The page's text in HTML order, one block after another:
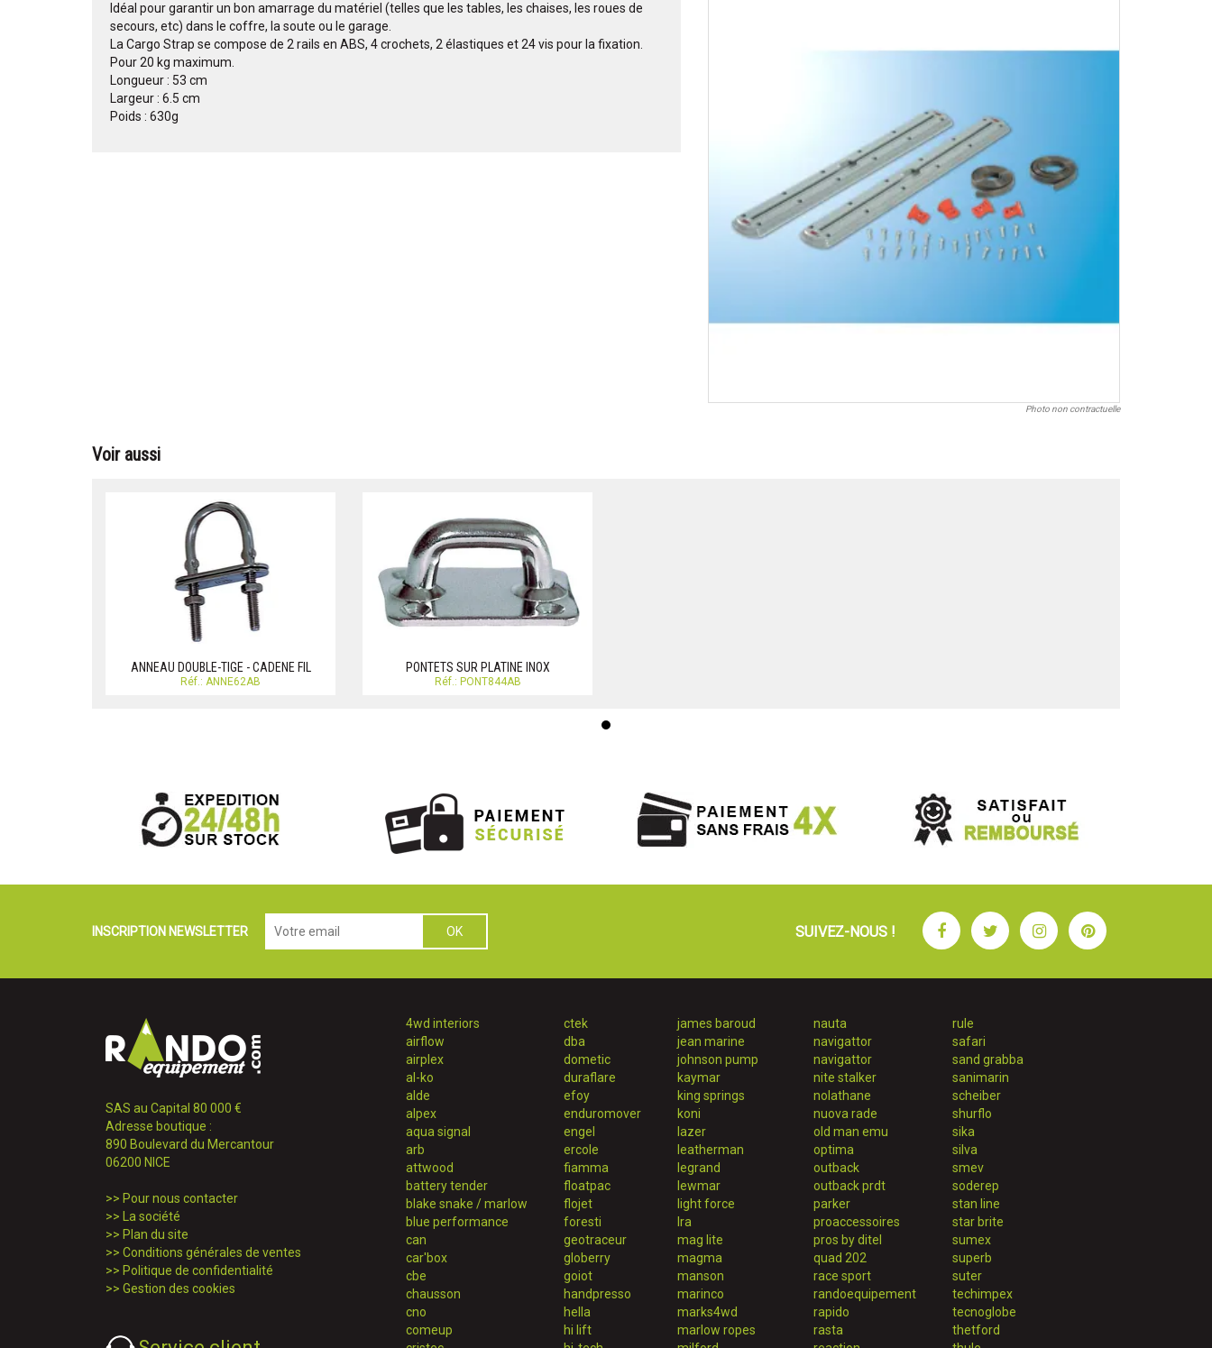
Idéal pour garantir un bon amarrage du matériel (telles que les tables, les chaises, les roues de
secours, etc) dans le coffre, la soute ou le garage.
La Cargo Strap se compose de 2 rails en ABS, 4 crochets, 2 élastiques et 24 vis pour la fixation.
Pour 20 kg maximum.
Longueur : 53 cm
Largeur : 6.5 cm
Poids : 630g
Photo non contractuelle
Voir aussi
ANNEAU DOUBLE-TIGE - CADENE FIL
Réf.: ANNE62AB
PONTETS SUR PLATINE INOX
Réf.: PONT844AB
INSCRIPTION NEWSLETTER SUIVEZ-NOUS ! FacebookTwitterInstagramPinterest
SAS au Capital 80 000 €
Adresse boutique :
890 Boulevard du Mercantour
06200 NICE
>> Pour nous contacter
>> La société
>> Plan du site
>> Conditions générales de ventes
>> Politique de confidentialité
>> Gestion des cookies
4wd interiors
airflow
airplex
al-ko
alde
alpex
aqua signal
arb
attwood
battery tender
blake snake / marlow
blue performance
can
car'box
cbe
chausson
cno
comeup
ctek
dba
dometic
duraflare
efoy
enduromover
engel
ercole
fiamma
floatpac
flojet
foresti
geotraceur
globerry
goiot
handpresso
hella
hi lift
james baroud
jean marine
johnson pump
kaymar
king springs
koni
lazer
leatherman
legrand
lewmar
light force
lra
mag lite
magma
manson
marinco
marks4wd
marlow ropes
nauta
navigattor
navigattor
nite stalker
nolathane
nuova rade
old man emu
optima
outback
outback prdt
parker
proaccessoires
pros by ditel
quad 202
race sport
randoequipement
rapido
rasta
rule
safari
sand grabba
sanimarin
scheiber
shurflo
sika
silva
smev
soderep
stan line
star brite
sumex
superb
suter
techimpex
tecnoglobe
thetford